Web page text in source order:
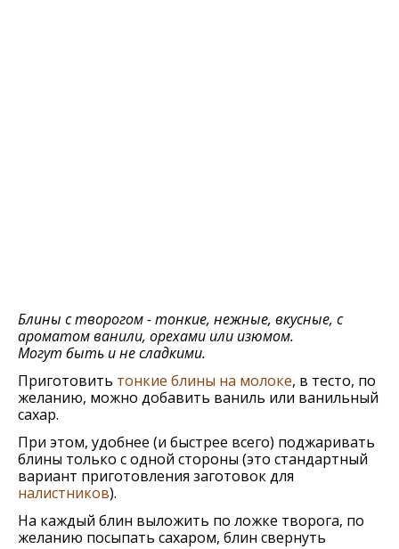
Блины с творогом - тонкие, нежные, вкусные, с
ароматом ванили, орехами или изюмом.
Могут быть и не сладкими.
Приготовить тонкие блины на молоке, в тесто, по
желанию, можно добавить ваниль или ванильный
сахар.
При этом, удобнее (и быстрее всего) поджаривать
блины только с одной стороны (это стандартный
вариант приготовления заготовок для
налистников).
На каждый блин выложить по ложке творога, по
желанию посыпать сахаром, блин свернуть